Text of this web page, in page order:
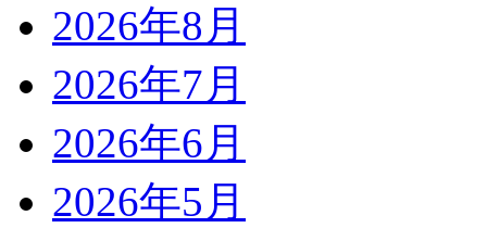
2026年8月
2026年7月
2026年6月
2026年5月